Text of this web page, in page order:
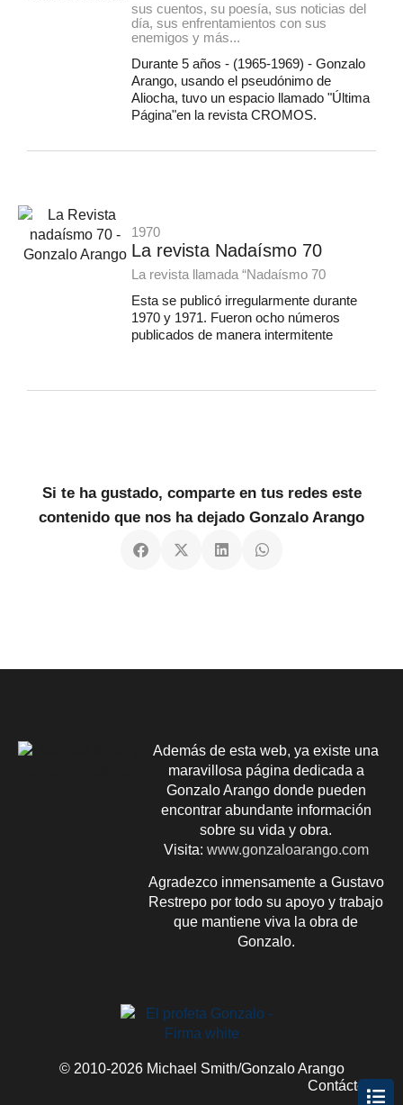
sus cuentos, su poesía, sus noticias del
día, sus enfrentamientos con sus
enemigos y más...
Durante 5 años - (1965-1969) - Gonzalo
Arango, usando el pseudónimo de
Aliocha, tuvo un espacio llamado "Última
Página"en la revista CROMOS.
1970
La revista Nadaísmo 70
La revista llamada “Nadaísmo 70
Esta se publicó irregularmente durante
1970 y 1971. Fueron ocho números
publicados de manera intermitente
Si te ha gustado, comparte en tus redes este
contenido que nos ha dejado Gonzalo Arango
Además de esta web, ya existe una
maravillosa página dedicada a
Gonzalo Arango donde pueden
encontrar abundante información
sobre su vida y obra.
Visita: www.gonzaloarango.com
Agradezco inmensamente a Gustavo
Restrepo por todo su apoyo y trabajo
que mantiene viva la obra de
Gonzalo.
© 2010-2026 Michael Smith/Gonzalo Arango
Contácteme